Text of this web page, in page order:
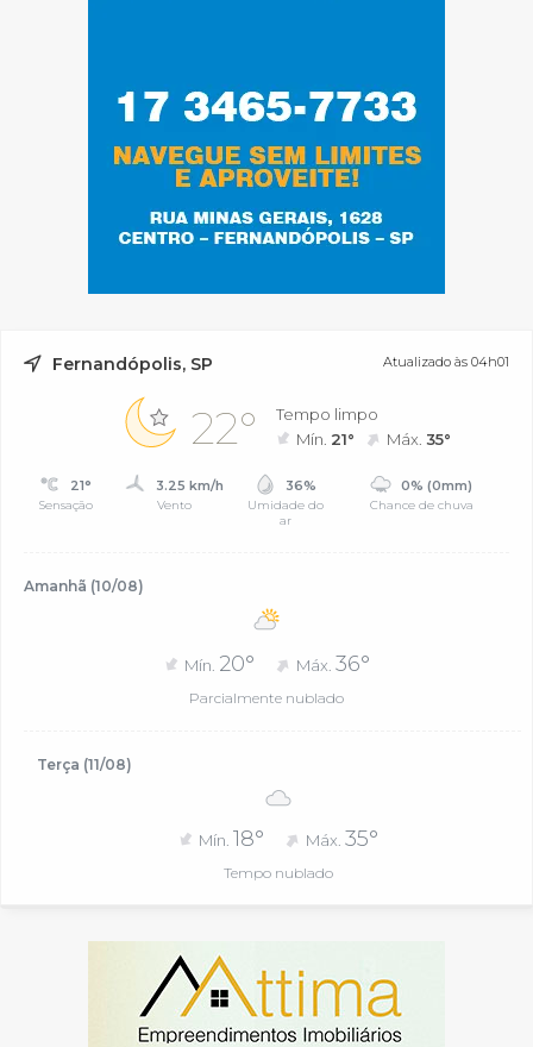
Fernandópolis, SP Atualizado às 04h01
22°
Tempo limpo
Mín. 21° Máx.35°
21°
Sensação
3.25 km/h
Vento
36%
Umidade do
ar
0% (0mm)
Chance de chuva
Amanhã (10/08)
Mín. 20° Máx. 36°
Parcialmente nublado
Terça (11/08)
Mín. 18° Máx.35°
Tempo nublado